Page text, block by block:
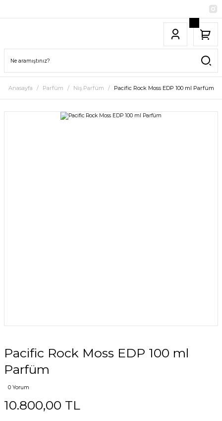
Anasayfa Parfüm Niş Parfüm Pacific Rock Moss EDP 100 ml Parfüm
Pacific Rock Moss EDP 100 ml
Parfüm
0 Yorum
10.800,00 TL